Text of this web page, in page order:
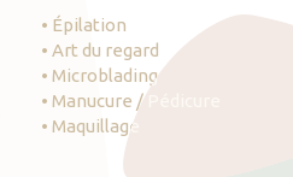
• Épilation
• Art du regard
• Microblading
• Manucure / Pédicure
• Maquillage